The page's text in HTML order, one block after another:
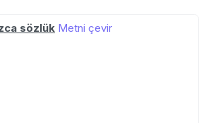
sözlük Metni çevir